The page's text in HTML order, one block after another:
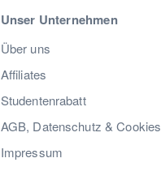
Unser Unternehmen
Über uns
Affiliates
Studentenrabatt
AGB, Datenschutz & Cookies
Impressum